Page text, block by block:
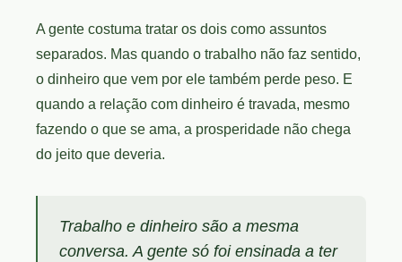
A gente costuma tratar os dois como assuntos
separados. Mas quando o trabalho não faz sentido,
o dinheiro que vem por ele também perde peso. E
quando a relação com dinheiro é travada, mesmo
fazendo o que se ama, a prosperidade não chega
do jeito que deveria.
Trabalho e dinheiro são a mesma
conversa. A gente só foi ensinada a ter